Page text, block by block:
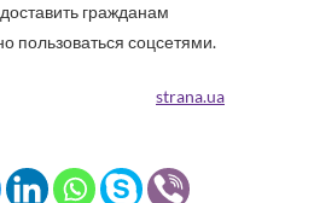
гражданам
пользоваться соцсетями.
strana.ua